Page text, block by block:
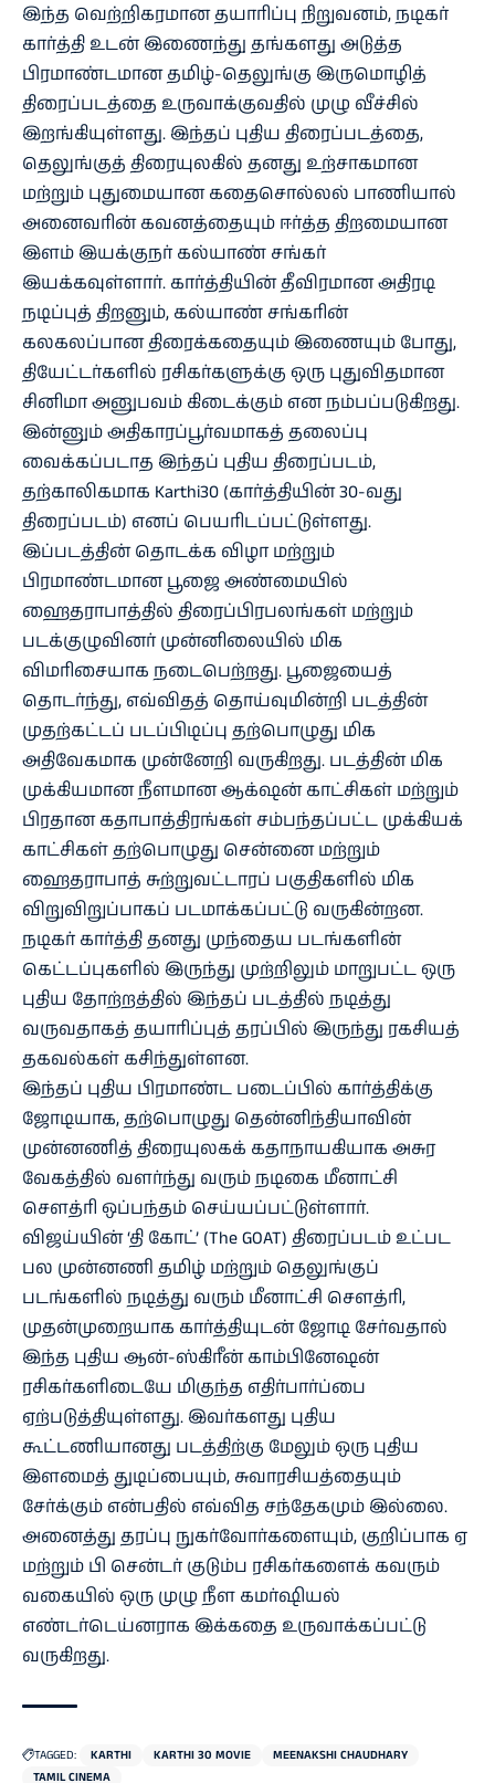
இந்த வெற்றிகரமான தயாரிப்பு நிறுவனம், நடிகர்
கார்த்தி உடன் இணைந்து தங்களது அடுத்த
பிரமாண்டமான தமிழ்-தெலுங்கு இருமொழித்
திரைப்படத்தை உருவாக்குவதில் முழு வீச்சில்
இறங்கியுள்ளது. இந்தப் புதிய திரைப்படத்தை,
தெலுங்குத் திரையுலகில் தனது உற்சாகமான
மற்றும் புதுமையான கதைசொல்லல் பாணியால்
அனைவரின் கவனத்தையும் ஈர்த்த திறமையான
இளம் இயக்குநர் கல்யாண் சங்கர்
இயக்கவுள்ளார். கார்த்தியின் தீவிரமான அதிரடி
நடிப்புத் திறனும், கல்யாண் சங்கரின்
கலகலப்பான திரைக்கதையும் இணையும் போது,
தியேட்டர்களில் ரசிகர்களுக்கு ஒரு புதுவிதமான
சினிமா அனுபவம் கிடைக்கும் என நம்பப்படுகிறது.
இன்னும் அதிகாரப்பூர்வமாகத் தலைப்பு
வைக்கப்படாத இந்தப் புதிய திரைப்படம்,
தற்காலிகமாக Karthi30 (கார்த்தியின் 30-வது
திரைப்படம்) எனப் பெயரிடப்பட்டுள்ளது.
இப்படத்தின் தொடக்க விழா மற்றும்
பிரமாண்டமான பூஜை அண்மையில்
ஹைதராபாத்தில் திரைப்பிரபலங்கள் மற்றும்
படக்குழுவினர் முன்னிலையில் மிக
விமரிசையாக நடைபெற்றது. பூஜையைத்
தொடர்ந்து, எவ்விதத் தொய்வுமின்றி படத்தின்
முதற்கட்டப் படப்பிடிப்பு தற்பொழுது மிக
அதிவேகமாக முன்னேறி வருகிறது. படத்தின் மிக
முக்கியமான நீளமான ஆக்‌ஷன் காட்சிகள் மற்றும்
பிரதான கதாபாத்திரங்கள் சம்பந்தப்பட்ட முக்கியக்
காட்சிகள் தற்பொழுது சென்னை மற்றும்
ஹைதராபாத் சுற்றுவட்டாரப் பகுதிகளில் மிக
விறுவிறுப்பாகப் படமாக்கப்பட்டு வருகின்றன.
நடிகர் கார்த்தி தனது முந்தைய படங்களின்
கெட்டப்புகளில் இருந்து முற்றிலும் மாறுபட்ட ஒரு
புதிய தோற்றத்தில் இந்தப் படத்தில் நடித்து
வருவதாகத் தயாரிப்புத் தரப்பில் இருந்து ரகசியத்
தகவல்கள் கசிந்துள்ளன.
இந்தப் புதிய பிரமாண்ட படைப்பில் கார்த்திக்கு
ஜோடியாக, தற்பொழுது தென்னிந்தியாவின்
முன்னணித் திரையுலகக் கதாநாயகியாக அசுர
வேகத்தில் வளர்ந்து வரும் நடிகை மீனாட்சி
சௌத்ரி ஒப்பந்தம் செய்யப்பட்டுள்ளார்.
விஜய்யின் ‘தி கோட்’ (The GOAT) திரைப்படம் உட்பட
பல முன்னணி தமிழ் மற்றும் தெலுங்குப்
படங்களில் நடித்து வரும் மீனாட்சி சௌத்ரி,
முதன்முறையாக கார்த்தியுடன் ஜோடி சேர்வதால்
இந்த புதிய ஆன்-ஸ்கிரீன் காம்பினேஷன்
ரசிகர்களிடையே மிகுந்த எதிர்பார்ப்பை
ஏற்படுத்தியுள்ளது. இவர்களது புதிய
கூட்டணியானது படத்திற்கு மேலும் ஒரு புதிய
இளமைத் துடிப்பையும், சுவாரசியத்தையும்
சேர்க்கும் என்பதில் எவ்வித சந்தேகமும் இல்லை.
அனைத்து தரப்பு நுகர்வோர்களையும், குறிப்பாக ஏ
மற்றும் பி சென்டர் குடும்ப ரசிகர்களைக் கவரும்
வகையில் ஒரு முழு நீள கமர்ஷியல்
எண்டர்டெய்னராக இக்கதை உருவாக்கப்பட்டு
வருகிறது.
TAGGED: KARTHI KARTHI 30 MOVIE
MEENAKSHI CHAUDHARY
TAMIL CINEMA